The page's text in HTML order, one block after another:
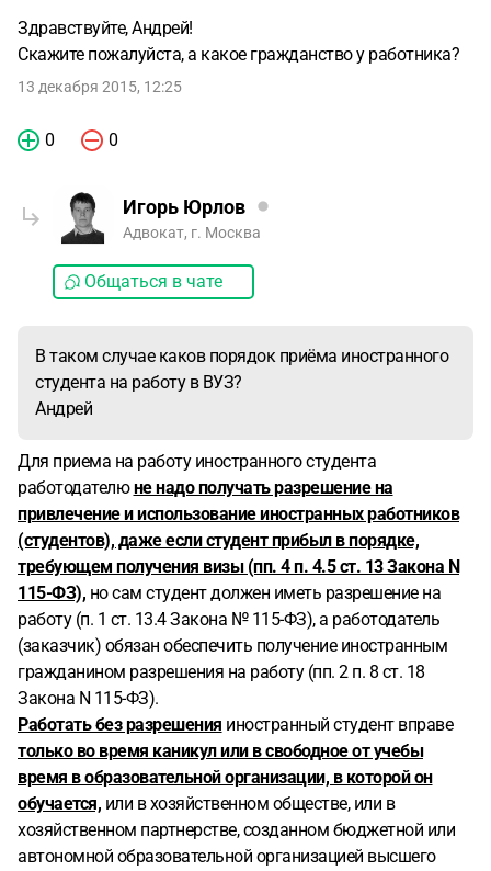
Здравствуйте, Андрей!
Скажите пожалуйста, а какое гражданство у работника?
13 декабря 2015, 12:25
0 0
Игорь Юрлов
Адвокат, г. Москва
Общаться в чате
В таком случае каков порядок приёма иностранного
студента на работу в ВУЗ?
Андрей
Для приема на работу иностранного студента
работодателюне надо получать разрешение на
привлечение и использование иностранных работников
(студентов), даже если студент прибыл в порядке,
требующем получения визы (пп. 4 п. 4.5 ст. 13 Закона N
115-ФЗ), но сам студент должен иметь разрешение на
работу (п. 1 ст. 13.4 Закона № 115-ФЗ), а работодатель
(заказчик) обязан обеспечить получение иностранным
гражданином разрешения на работу (пп. 2 п. 8 ст. 18
Закона N 115-ФЗ).
Работать без разрешения иностранный студент вправе
только во время каникул или в свободное от учебы
время в образовательной организации, в которой он
обучается, или в хозяйственном обществе, или в
хозяйственном партнерстве, созданном бюджетной или
автономной образовательной организацией высшего